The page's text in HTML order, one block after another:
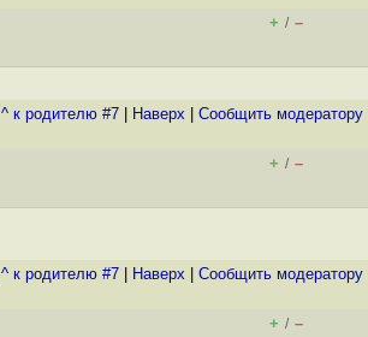
+ / –
^ к родителю #7 Наверх Cообщить модератору
+ / –
^ к родителю #7 Наверх Cообщить модератору
+ / –